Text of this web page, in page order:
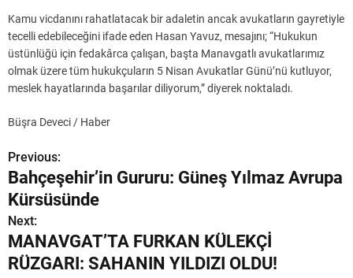
Kamu vicdanını rahatlatacak bir adaletin ancak avukatların gayretiyle
tecelli edebileceğini ifade eden Hasan Yavuz, mesajını; “Hukukun
üstünlüğü için fedakârca çalışan, başta Manavgatlı avukatlarımız
olmak üzere tüm hukukçuların 5 Nisan Avukatlar Günü’nü kutluyor,
meslek hayatlarında başarılar diliyorum,” diyerek noktaladı.
Büşra Deveci / Haber
Y
a
z
ı
Previous:
Bahçeşehir’in Gururu: Güneş Yılmaz Avrupa
Kürsüsünde
Next:
MANAVGAT’TA FURKAN KÜLEKÇİ
RÜZGARI: SAHANIN YILDIZI OLDU!